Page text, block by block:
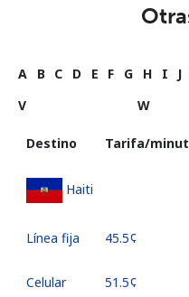
A B C D E F G H I J
V
W
Destino Tarifa/
Haiti
Línea fija ⁦45.5¢⁩
Celular ⁦51.5¢⁩